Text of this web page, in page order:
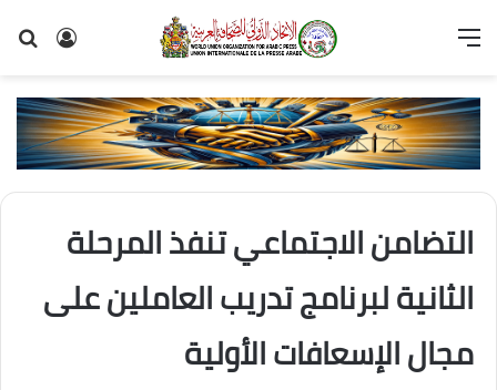
تسجيل
القائمة
التضامن الاجتماعي تنفذ المرحلة
الثانية لبرنامج تدريب العاملين على
مجال الإسعافات الأولية